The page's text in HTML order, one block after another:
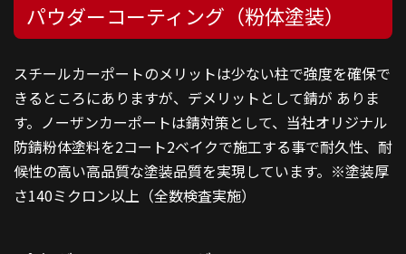
オプション
充実保証
施工事例
パウダーコーティング（粉体塗装）
スチールカーポートのメリットは少ない柱で強度を確保で
きるところにありますが、デメリットとして錆が ありま
す。ノーザンカーポートは錆対策として、当社オリジナル
防錆粉体塗料を2コート2ベイクで施⼯する事で耐久性、耐
候性の高い高品質な塗装品質を実現しています。※塗装厚
さ140ミクロン以上（全数検査実施）